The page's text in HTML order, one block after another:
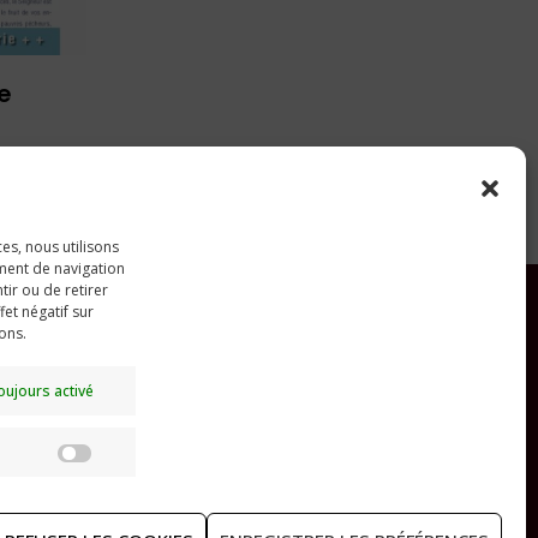
nous utilisons
de navigation
ou de retirer
négatif sur
activé